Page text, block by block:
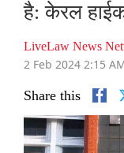
है: केरल
LiveLaw News
2 Feb 2024 2:15
Share this